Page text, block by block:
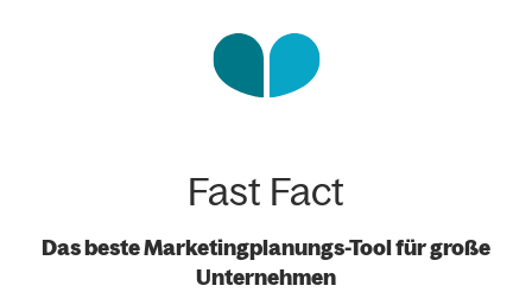
Fast Fact
Das beste Marketingplanungs-Tool für große
Unternehmen